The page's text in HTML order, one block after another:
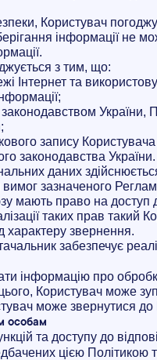
Користувач
інформації не
з тим, що:
Інтернет та
України,
запису
законодавства України.
даних
зазначеного
мають право на доступ
таких прав такий
характеру звернення.
забезпечує
інформацію про
Користувач може
може звернутися
особам
та доступу до
цією Політикою